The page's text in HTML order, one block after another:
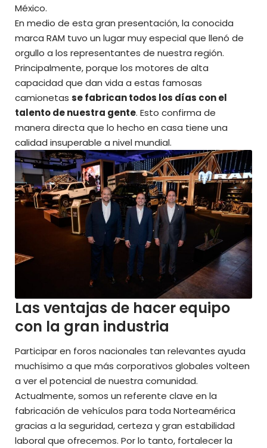
México.
En medio de esta gran presentación, la conocida
marca RAM tuvo un lugar muy especial que llenó de
orgullo a los representantes de nuestra región.
Principalmente, porque los motores de alta
capacidad que dan vida a estas famosas
camionetas se fabrican todos los días con el
talento de nuestra gente. Esto confirma de
manera directa que lo hecho en casa tiene una
calidad insuperable a nivel mundial.
Las ventajas de hacer equipo
con la gran industria
Participar en foros nacionales tan relevantes ayuda
muchísimo a que más corporativos globales volteen
a ver el potencial de nuestra comunidad.
Actualmente, somos un referente clave en la
fabricación de vehículos para toda Norteamérica
gracias a la seguridad, certeza y gran estabilidad
laboral que ofrecemos. Por lo tanto, fortalecer la